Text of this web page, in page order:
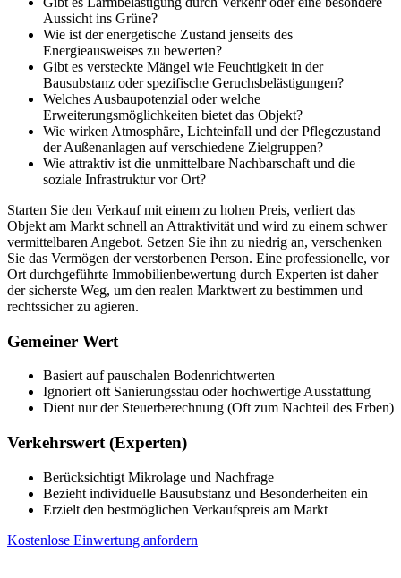
Aussicht ins Grüne?
Wie ist der energetische Zustand jenseits des
Energieausweises zu bewerten?
Gibt es versteckte Mängel wie Feuchtigkeit in der
Bausubstanz oder spezifische Geruchsbelästigungen?
Welches Ausbaupotenzial oder welche
Erweiterungsmöglichkeiten bietet das Objekt?
Wie wirken Atmosphäre, Lichteinfall und der Pflegezustand
der Außenanlagen auf verschiedene Zielgruppen?
Wie attraktiv ist die unmittelbare Nachbarschaft und die
soziale Infrastruktur vor Ort?
Starten Sie den Verkauf mit einem zu hohen Preis, verliert das
Objekt am Markt schnell an Attraktivität und wird zu einem schwer
vermittelbaren Angebot. Setzen Sie ihn zu niedrig an, verschenken
Sie das Vermögen der verstorbenen Person. Eine professionelle, vor
Ort durchgeführte Immobilienbewertung durch Experten ist daher
der sicherste Weg, um den realen Marktwert zu bestimmen und
rechtssicher zu agieren.
Gemeiner Wert
Basiert auf pauschalen Bodenrichtwerten
Ignoriert oft Sanierungsstau oder hochwertige Ausstattung
Dient nur der Steuerberechnung (Oft zum Nachteil des Erben)
Verkehrswert (Experten)
Berücksichtigt Mikrolage und Nachfrage
Bezieht individuelle Bausubstanz und Besonderheiten ein
Erzielt den bestmöglichen Verkaufspreis am Markt
Kostenlose Einwertung anfordern